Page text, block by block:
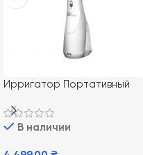
Ирригатор Портативный
Cordless Plus
В наличии